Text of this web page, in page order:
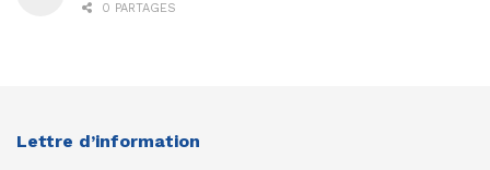
0 PARTAGES
Lettre d’information